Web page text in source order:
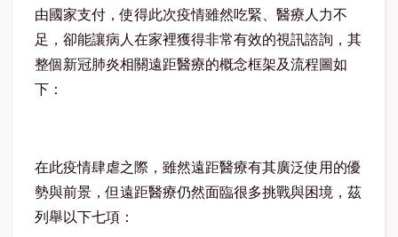
由國家支付，使得此次疫情雖然吃緊、醫療人力不
足，卻能讓病人在家裡獲得非常有效的視訊諮詢，其
整個新冠肺炎相關遠距醫療的概念框架及流程圖如
下：
在此疫情肆虐之際，雖然遠距醫療有其廣泛使用的優
勢與前景，但遠距醫療仍然面臨很多挑戰與困境，茲
列舉以下七項：